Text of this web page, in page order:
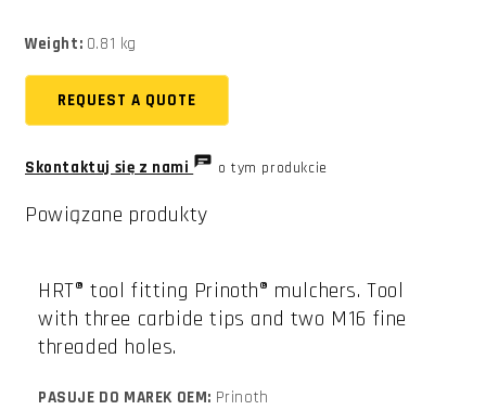
Weight: 0.81 kg
REQUEST A QUOTE
Skontaktuj się z nami o tym produkcie
Powiązane produkty
HRT® tool fitting Prinoth® mulchers. Tool
with three carbide tips and two M16 fine
threaded holes.
PASUJE DO MAREK OEM: Prinoth